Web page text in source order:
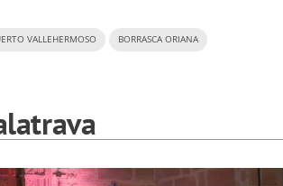
VALLEHERMOSO BORRASCA ORIANA